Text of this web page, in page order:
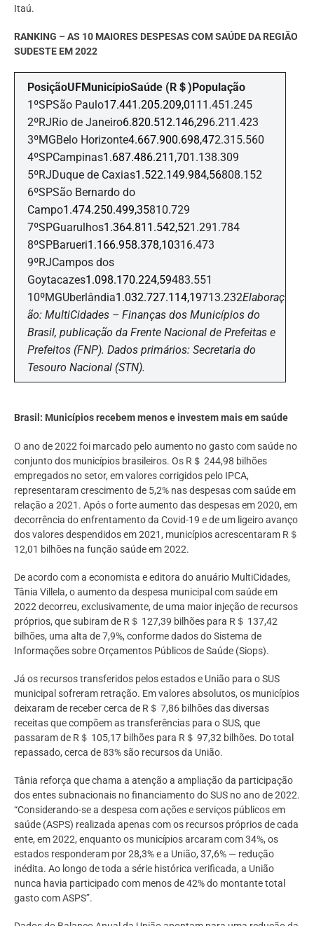
Itaú.
RANKING – AS 10 MAIORES DESPESAS COM SAÚDE DA REGIÃO
SUDESTE EM 2022
PosiçãoUFMunicípioSaúde (R＄)População
1ºSPSão Paulo17.441.205.209,01 11.451.245
2ºRJRio de Janeiro6.820.512.146,296.211.423
3ºMGBelo Horizonte4.667.900.698,472.315.560
4ºSPCampinas1.687.486.211,701.138.309
5ºRJDuque de Caxias1.522.149.984,56808.152
6ºSPSão Bernardo do
Campo1.474.250.499,35810.729
7ºSPGuarulhos1.364.811.542,521.291.784
8ºSPBarueri1.166.958.378,10316.473
9ºRJCampos dos
Goytacazes1.098.170.224,59483.551
10ºMGUberlândia1.032.727.114,19713.232Elaboraç
ão: MultiCidades – Finanças dos Municípios do
Brasil, publicação da Frente Nacional de Prefeitas e
Prefeitos (FNP). Dados primários: Secretaria do
Tesouro Nacional (STN).
Brasil: Municípios recebem menos e investem mais em saúde
O ano de 2022 foi marcado pelo aumento no gasto com saúde no
conjunto dos municípios brasileiros. Os R＄ 244,98 bilhões
empregados no setor, em valores corrigidos pelo IPCA,
representaram crescimento de 5,2% nas despesas com saúde em
relação a 2021. Após o forte aumento das despesas em 2020, em
decorrência do enfrentamento da Covid-19 e de um ligeiro avanço
dos valores despendidos em 2021, municípios acrescentaram R＄
12,01 bilhões na função saúde em 2022.
De acordo com a economista e editora do anuário MultiCidades,
Tânia Villela, o aumento da despesa municipal com saúde em
2022 decorreu, exclusivamente, de uma maior injeção de recursos
próprios, que subiram de R＄ 127,39 bilhões para R＄ 137,42
bilhões, uma alta de 7,9%, conforme dados do Sistema de
Informações sobre Orçamentos Públicos de Saúde (Siops).
Já os recursos transferidos pelos estados e União para o SUS
municipal sofreram retração. Em valores absolutos, os municípios
deixaram de receber cerca de R＄ 7,86 bilhões das diversas
receitas que compõem as transferências para o SUS, que
passaram de R＄ 105,17 bilhões para R＄ 97,32 bilhões. Do total
repassado, cerca de 83% são recursos da União.
Tânia reforça que chama a atenção a ampliação da participação
dos entes subnacionais no financiamento do SUS no ano de 2022.
“Considerando-se a despesa com ações e serviços públicos em
saúde (ASPS) realizada apenas com os recursos próprios de cada
ente, em 2022, enquanto os municípios arcaram com 34%, os
estados responderam por 28,3% e a União, 37,6% — redução
inédita. Ao longo de toda a série histórica verificada, a União
nunca havia participado com menos de 42% do montante total
gasto com ASPS”.